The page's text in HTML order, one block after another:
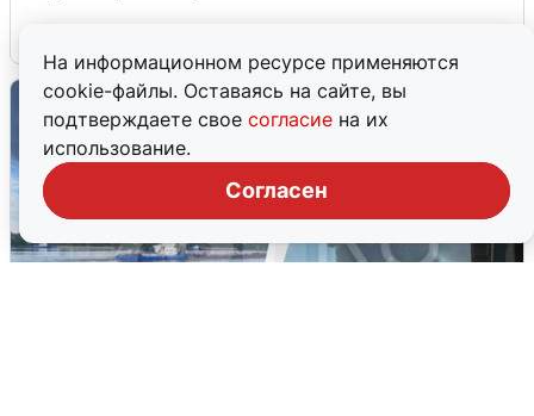
На информационном ресурсе применяются
cookie-файлы. Оставаясь на сайте, вы
подтверждаете свое согласие на их
использование.
Согласен